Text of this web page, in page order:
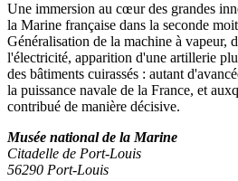
Une immersion au cœur des grandes
la Marine française dans la seconde
Généralisation de la machine à vapeur,
l'électricité, apparition d'une artillerie
des bâtiments cuirassés : autant
la puissance navale de la France, et
contribué de manière décisive.
Musée national de la Marine
Citadelle de Port-Louis
56290 Port-Louis